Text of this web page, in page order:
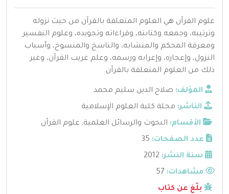
علوم القرآن هي العلوم المتعلقة بالقرآن من حيث نزوله
وترتيبه، وجمعه وكتابته، وقراءاته وتجويده، وعلوم التفسير
ومعرفة المحكم والمتشابه، والناسخ والمنسوخ، وأسباب
النزول، وإعجازه، وإعرابه ورسمه، وعلم غريب القرآن، وغير
ذلك من العلوم المتعلقة بالقرآن.
المؤلف: صلاح الدين سليم محمد
الناشر: مجلة كلية العلوم الإسلامية
الأقسام: البحوث والرسائل العلمية, علوم القرآن
عدد الصفحات: 35
سنة النشر: 2012
مشاهدات:
بلّغ عن كتاب